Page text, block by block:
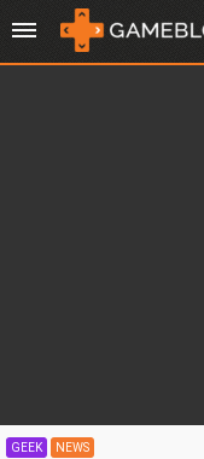
GEEK NEWS